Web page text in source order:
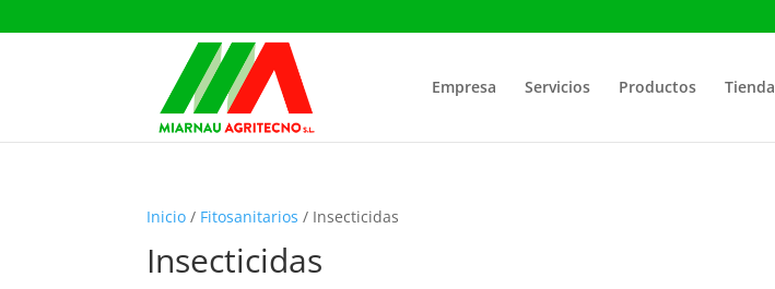
Empresa Servicios Productos Tienda
Inicio / Fitosanitarios / Insecticidas
Insecticidas